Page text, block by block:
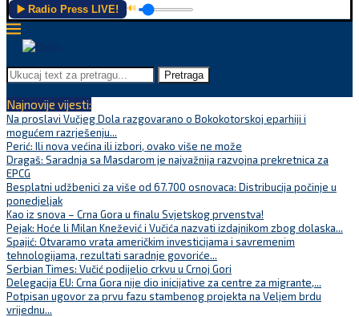
▶️ Radio Press LIVE! 🔊
Pretraga
Najnovije vijesti:
Na proslavi Vučjeg Dola razgovarano o Bokokotorskoj eparhiji i
mogućem razrješenju...
Perić: Ili nova većina ili izbori, ovako više ne može
Dragaš: Saradnja sa Masdarom je najvažnija razvojna prekretnica za
EPCG
Besplatni udžbenici za više od 67.700 osnovaca: Distribucija počinje u
ponedjeljak
Kao iz snova – Crna Gora u finalu Svjetskog prvenstva!
Pejak: Hoće li Milan Knežević i Vučića nazvati izdajnikom zbog dolaska...
Spajić: Otvaramo vrata američkim investicijama i savremenim
tehnologijama, rezultati saradnje govoriće...
Serbian Times: Vučić podijelio crkvu u Crnoj Gori
Delegacija EU: Crna Gora nije dio inicijative za centre za migrante,...
Potpisan ugovor za prvu fazu stambenog projekta na Veljem brdu
vrijednu...